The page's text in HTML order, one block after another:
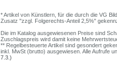
* Artikel von Künstlern, für die durch die VG
Zusatz "zzgl. Folgerechts-Anteil 2,5%"
Die im Katalog ausgewiesenen Preise sind
Zuschlagspreis wird damit keine
** Regelbesteuerte Artikel sind gesondert
inkl. MwSt (brutto) ausgewiesen. Alle Aufrufe
7.3.)